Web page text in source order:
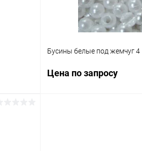
Бусины белые под жемчуг
Цена по запросу